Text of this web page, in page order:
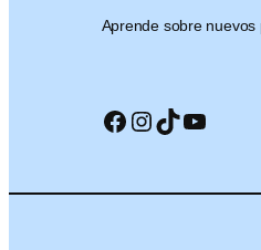
Aprende sobre
Facebook Instagram TikTok YouTube